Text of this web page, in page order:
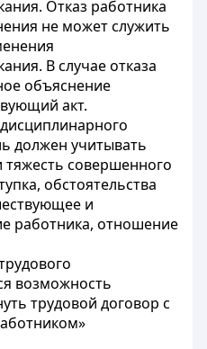
Отказ работника
не может служить
В случае отказа
объяснение
акт.
должен учитывать
тяжесть совершенного
обстоятельства
и
работника, отношение
возможность
трудовой договор с